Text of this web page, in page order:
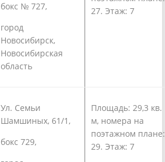
бокс № 727,
город
Новосибирск,
Новосибирская
область
27. Этаж: 7
Ул. Семьи
Шамшиных, 61/1,
бокс 729,
Площадь: 29,3 кв.
м, номера на
поэтажном плане:
29. Этаж: 7